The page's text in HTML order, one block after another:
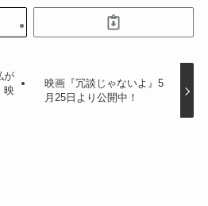
が
映
映画『冗談じゃないよ』5
月25日より公開中！